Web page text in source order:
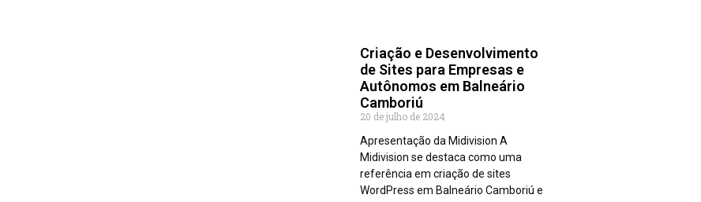
Criação e Desenvolvimento
de Sites para Empresas e
Autônomos em Balneário
Camboriú
20 de julho de 2024
Apresentação da Midivision A
Midivision se destaca como uma
referência em criação de sites
WordPress em Balneário Camboriú e